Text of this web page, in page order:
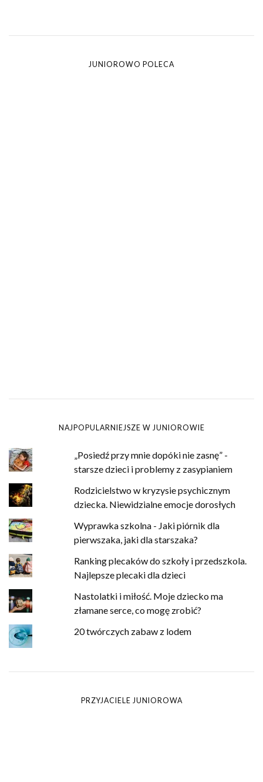
JUNIOROWO POLECA
NAJPOPULARNIEJSZE W JUNIOROWIE
„Posiedź przy mnie dopóki nie zasnę” -
starsze dzieci i problemy z zasypianiem
Rodzicielstwo w kryzysie psychicznym
dziecka. Niewidzialne emocje dorosłych
Wyprawka szkolna - Jaki piórnik dla
pierwszaka, jaki dla starszaka?
Ranking plecaków do szkoły i przedszkola.
Najlepsze plecaki dla dzieci
Nastolatki i miłość. Moje dziecko ma
złamane serce, co mogę zrobić?
20 twórczych zabaw z lodem
PRZYJACIELE JUNIOROWA